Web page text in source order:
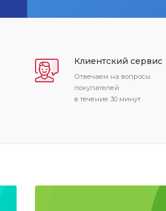
Клиентский сервис
Отвечаем на вопросы
покупателей
в течение 30 минут